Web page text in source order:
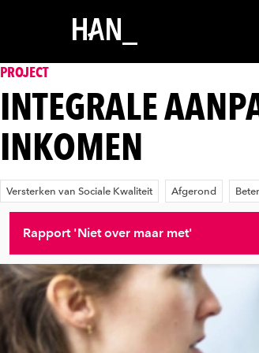
PROJECT
INTEGRALE
INKOMEN
Versterken van Sociale Kwaliteit Afgerond
Rapport 'Niet over maar met'